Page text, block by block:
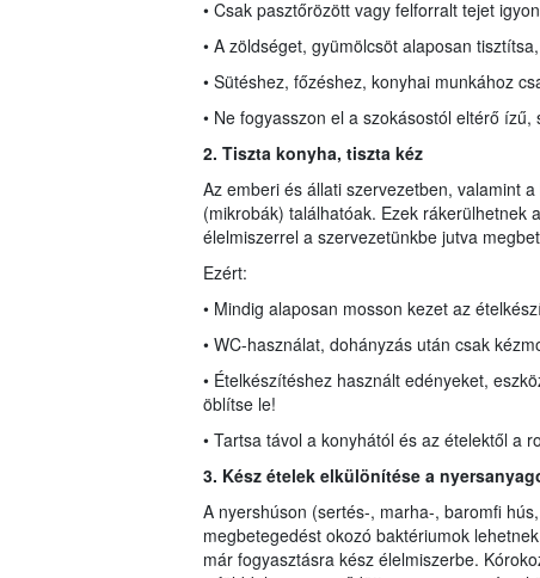
• Csak pasztőrözött vagy felforralt tejet
• A zöldséget, gyümölcsöt alaposan
• Sütéshez, főzéshez, konyhai munkához
• Ne fogyasszon el a szokásostól eltérő
2. Tiszta konyha, tiszta kéz
Az emberi és állati szervezetben, valamint
(mikrobák) találhatóak. Ezek rákerülhetnek
élelmiszerrel a szervezetünkbe jutva
Ezért:
• Mindig alaposan mosson kezet az
• WC-használat, dohányzás után csak
• Ételkészítéshez használt edényeket,
öblítse le!
• Tartsa távol a konyhától és az ételektől a
3. Kész ételek elkülönítése a
A nyershúson (sertés-, marha-, baromfi
megbetegedést okozó baktériumok
már fogyasztásra kész élelmiszerbe.